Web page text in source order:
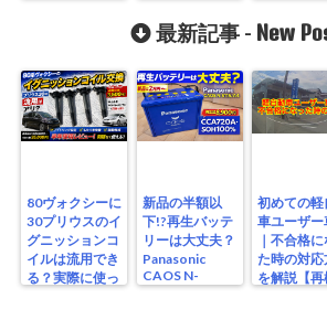
最新記事 - New
80ヴォクシーに
30プリウスのイ
グニッションコ
イルは流用でき
る？実際に使っ
新品の半額以
下!?再生バッテ
リーは大丈夫？
Panasonic
CAOS N-
S115/A4を実測
初めての軽
車ユーザー
｜不合格
た時の対応
を解説【再